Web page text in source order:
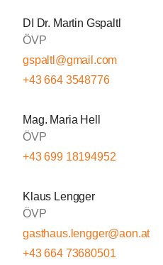
DI Dr. Martin Gspaltl
ÖVP
gspaltl@gmail.com
+43 664 3548776
Mag. Maria Hell
ÖVP
+43 699 18194952
Klaus Lengger
ÖVP
gasthaus.lengger@aon.at
+43 664 73680501